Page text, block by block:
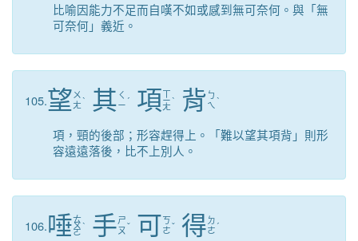
比喻因能力不足而自嘆不如或感到無可奈何。與「無
可奈何」義近。
105.望 ㄨ
ㄤˋ 其 ㄑ
ㄧ ˊ 項 ㄒ
ㄧ
ㄤ
ˋ 背 ㄅ
ㄟ ˋ
項，頸的後部；形容趕得上。「難以望其項背」則形
容遠遠落後，比不上別人。
106.唾ㄊ
ㄨ
ㄛ
ˋ 手ㄕ
ㄡˇ 可ㄎ
ㄜˇ 得 ㄉ
ㄜ ˊ